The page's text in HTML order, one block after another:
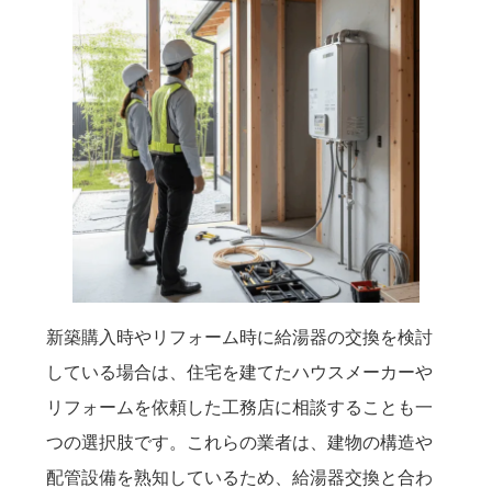
新築購入時やリフォーム時に給湯器の交換を検討
している場合は、住宅を建てたハウスメーカーや
リフォームを依頼した工務店に相談することも一
つの選択肢です。これらの業者は、建物の構造や
配管設備を熟知しているため、給湯器交換と合わ